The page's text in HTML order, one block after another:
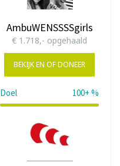
AmbuWENSSSSgirls
€ 1.718,- opgehaald
BEKIJK EN OF DONEER
Doel 100+ %
115%